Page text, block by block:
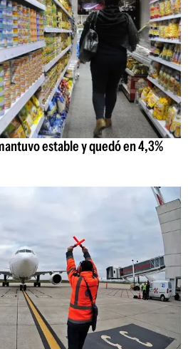
estable y quedó en 4,3%